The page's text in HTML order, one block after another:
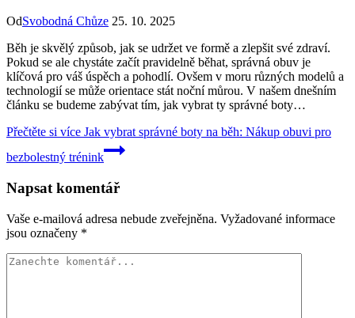
OdSvobodná Chůze 25. 10. 2025
Běh je skvělý způsob, jak se udržet ve formě a zlepšit své zdraví.
Pokud se ale chystáte začít pravidelně běhat, správná obuv je
klíčová pro váš úspěch a pohodlí. Ovšem v moru různých modelů a
technologií se může orientace stát noční můrou. V našem dnešním
článku se budeme zabývat tím, jak vybrat ty správné boty…
Přečtěte si více Jak vybrat správné boty na běh: Nákup obuvi pro
bezbolestný trénink
Napsat komentář
Vaše e-mailová adresa nebude zveřejněna. Vyžadované informace
jsou označeny *